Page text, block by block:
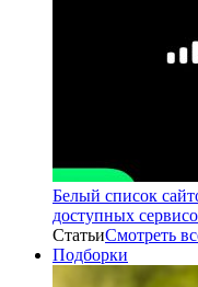
Белый список
доступных
СтатьиСмотреть
Подборки